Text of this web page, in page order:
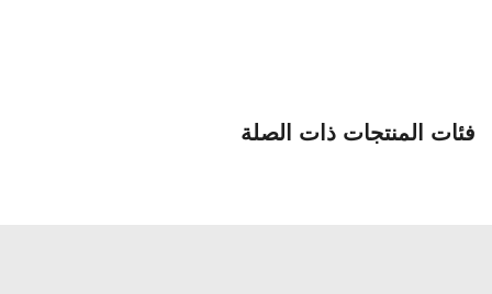
فئات المنتجات ذات الصلة